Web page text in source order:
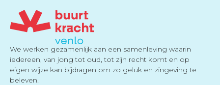
We werken gezamenlijk aan een samenleving waarin
iedereen, van jong tot oud, tot zijn recht komt en op
eigen wijze kan bijdragen om zo geluk en zingeving te
beleven.